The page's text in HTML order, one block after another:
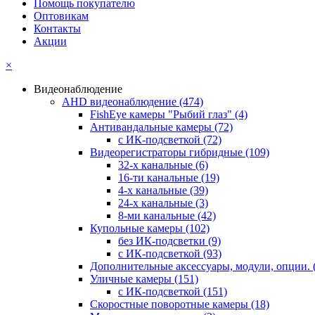
Помощь покупателю
Оптовикам
Контакты
Акции
×
Видеонаблюдение
AHD видеонаблюдение (474)
FishEye камеры "Рыбий глаз" (4)
Антивандальные камеры (72)
с ИК-подсветкой (72)
Видеорегистраторы гибридные (109)
32-х канальные (6)
16-ти канальные (19)
4-х канальные (39)
24-х канальные (3)
8-ми канальные (42)
Купольные камеры (102)
без ИК-подсветки (9)
с ИК-подсветкой (93)
Дополнительные аксессуары, модули, опции.
Уличные камеры (151)
с ИК-подсветкой (151)
Скоростные поворотные камеры (18)